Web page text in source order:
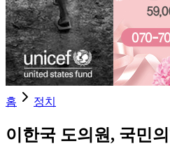
홈 정치
이한국 도의원, 국민